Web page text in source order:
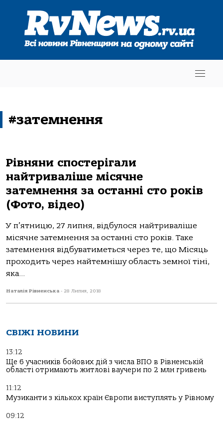
#затемнення
Рівняни спостерігали
найтриваліше місячне
затемнення за останні сто років
(Фото, відео)
У п’ятницю, 27 липня, відбулося найтриваліше
місячне затемнення за останні сто років. Таке
затемнення відбуватиметься через те, що Місяць
проходить через найтемнішу область земної тіні,
яка...
Наталія Рівненська - 28 Липня, 2018
СВІЖІ НОВИНИ
13:12
Ще 6 учасників бойових дій з числа ВПО в Рівненській
області отримають житлові ваучери по 2 млн гривень
11:12
Музиканти з кількох країн Європи виступлять у Рівному
09:12